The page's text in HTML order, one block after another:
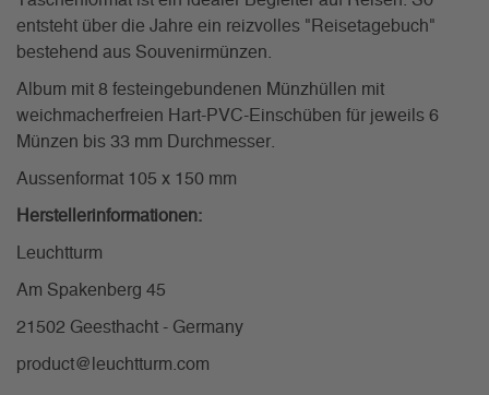
entsteht über die Jahre ein reizvolles "Reisetagebuch"
bestehend aus Souvenirmünzen.
Album mit 8 festeingebundenen Münzhüllen mit
weichmacherfreien Hart-PVC-Einschüben für jeweils 6
Münzen bis 33 mm Durchmesser.
Aussenformat 105 x 150 mm
Herstellerinformationen:
Leuchtturm
Am Spakenberg 45
21502 Geesthacht - Germany
product@leuchtturm.com